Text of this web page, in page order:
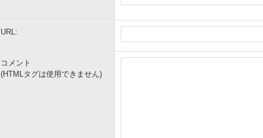
URL:
コメント
(HTMLタグは使用できません)